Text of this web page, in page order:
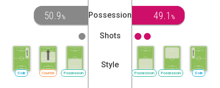
50.9 % Possession 49.1 %
Shots
Possession
Counter
Side
Style
Possession Possession Side